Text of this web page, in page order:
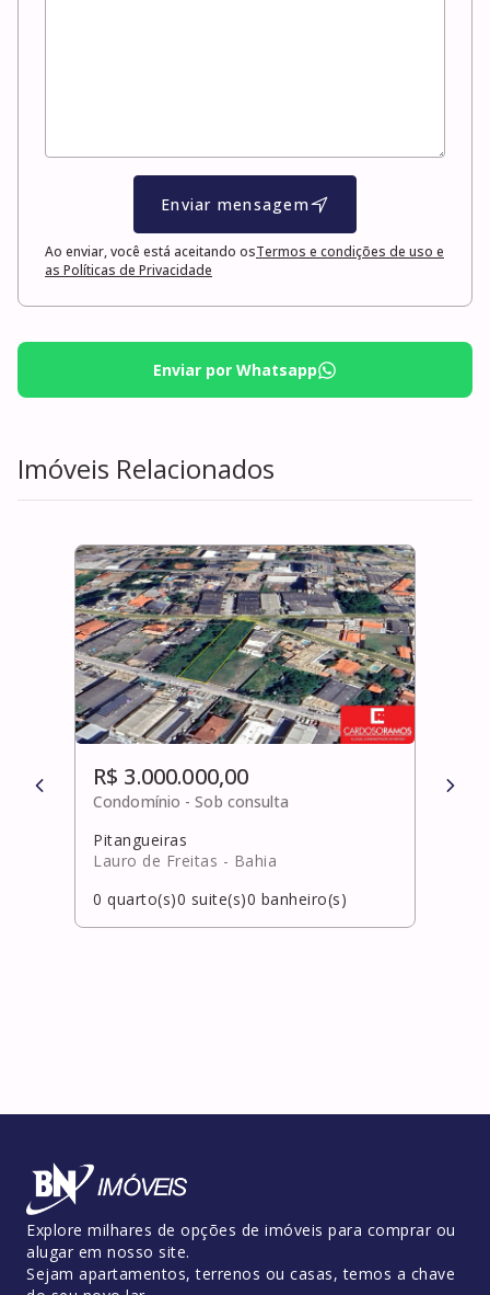
Enviar mensagem
Ao enviar, você está aceitando osTermos e condições de uso e
as Políticas de Privacidade
Enviar por Whatsapp
Imóveis Relacionados
R$ 3.000.000,00
Condomínio -Sob consulta
Pitangueiras
Lauro de Freitas - Bahia
0 quarto(s)0 suite(s)0 banheiro(s)
R$
Explore milhares de opções de imóveis para comprar ou
alugar em nosso site.
Sejam apartamentos, terrenos ou casas, temos a chave